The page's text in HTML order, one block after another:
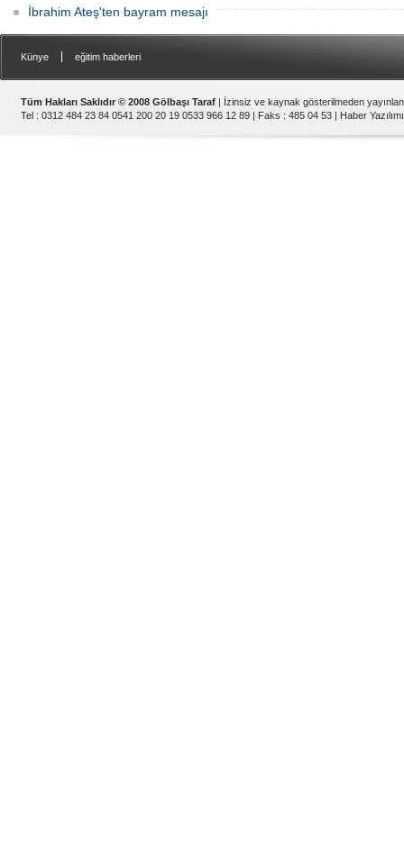
İbrahim Ateş'ten bayram mesajı
Künye eğitim haberleri
Tüm Hakları Saklıdır © 2008 Gölbaşı Taraf | İzinsiz ve kaynak gösterilmeden
Tel : 0312 484 23 84 0541 200 20 19 0533 966 12 89 | Faks : 485 04 53 | Haber Yazılımı